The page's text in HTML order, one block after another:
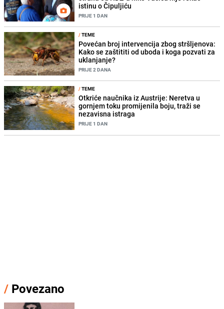
istinu o Čipuljiću
PRIJE 1 DAN
/TEME
Povećan broj intervencija zbog stršljenova:
Kako se zaštititi od uboda i koga pozvati za
uklanjanje?
PRIJE 2 DANA
/TEME
Otkriće naučnika iz Austrije: Neretva u
gornjem toku promijenila boju, traži se
nezavisna istraga
PRIJE 1 DAN
/ Povezano